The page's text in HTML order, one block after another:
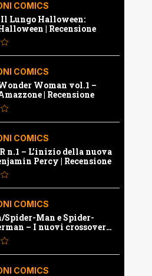
COMICS
Lungo Halloween:
| Recensione
COMICS
Woman vol.1 –
| Recensione
COMICS
n.1 – L’inizio della nuova
Percy | Recensione
COMICS
Spider-Man e Spider-
– I nuovi crossover
| Recensione
COMICS